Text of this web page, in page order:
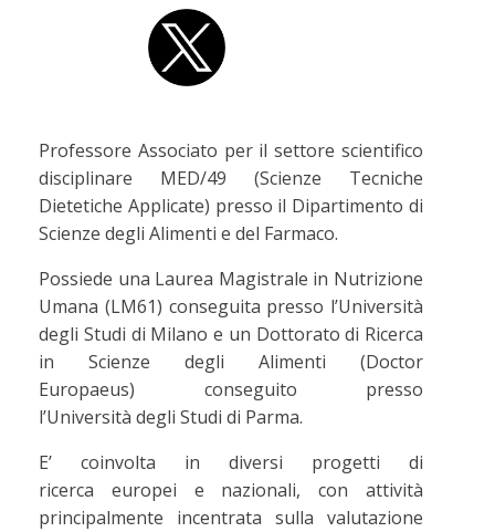
Professore Associato per il settore scientifico
disciplinare MED/49 (Scienze Tecniche
Dietetiche Applicate) presso il Dipartimento di
Scienze degli Alimenti e del Farmaco.
Possiede una Laurea Magistrale in Nutrizione
Umana (LM61) conseguita presso l’Università
degli Studi di Milano e un Dottorato di Ricerca
in Scienze degli Alimenti (Doctor
Europaeus) conseguito presso
l’Università degli Studi di Parma.
E’ coinvolta in diversi progetti di
ricerca europei e nazionali, con attività
principalmente incentrata sulla valutazione